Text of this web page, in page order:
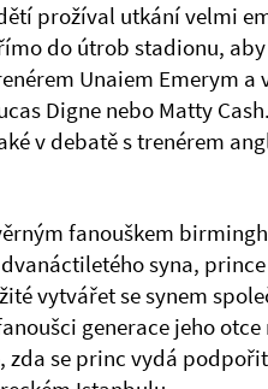
prožíval utkání velmi
do útrob stadionu,
Unaiem Emerym a
Digne nebo Matty
v debatě s trenérem
fanouškem
syna,
vytvářet se synem
generace jeho
zda se princ vydá